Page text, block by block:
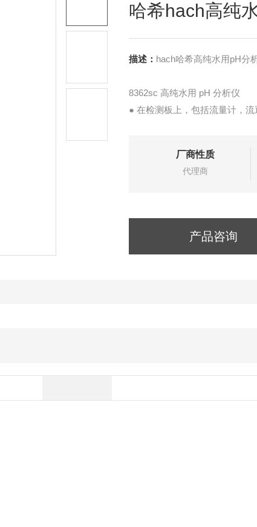
哈希hach高纯
描述： hach哈希高纯水用pH分
8362sc 高纯水用 pH 分析仪
● 在检测板上，包括流量计，
● 自动增压参比电极——长效
● 流通池同时用作校正杯——不
厂商性质
代理商
产品咨询